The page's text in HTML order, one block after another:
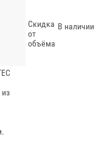
Скидка
от
объёма
В наличии